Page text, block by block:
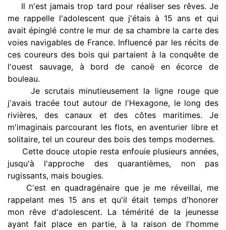
Il n'est jamais trop tard pour réaliser ses rêves. Je
me rappelle l'adolescent que j'étais à 15 ans et qui
avait épinglé contre le mur de sa chambre la carte des
voies navigables de France. Influencé par les récits de
ces coureurs des bois qui partaient à la conquête de
l'ouest sauvage, à bord de canoë en écorce de
bouleau.
Je scrutais minutieusement la ligne rouge que
j'avais tracée tout autour de l'Hexagone, le long des
rivières, des canaux et des côtes maritimes. Je
m'imaginais parcourant les flots, en aventurier libre et
solitaire, tel un coureur des bois des temps modernes.
Cette douce utopie resta enfouie plusieurs années,
jusqu'à l'approche des quarantièmes, non pas
rugissants, mais bougies.
C'est en quadragénaire que je me réveillai, me
rappelant mes 15 ans et qu'il était temps d'honorer
mon rêve d'adolescent. La témérité de la jeunesse
ayant fait place en partie, à la raison de l'homme